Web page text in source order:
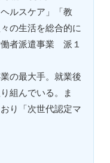
ルスケア」「教
の生活を総合的に
者派遣事業 派１
の最大手。就業後
組んでいる。ま
り「次世代認定マ